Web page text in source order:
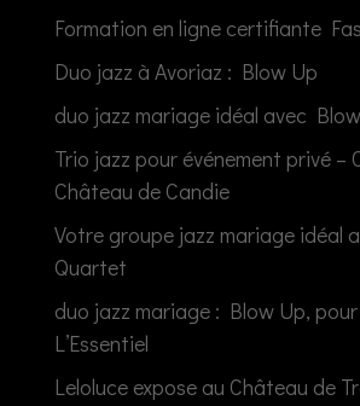
Formation en ligne certifiante
Duo jazz à Avoriaz : Blow Up
duo jazz mariage idéal avec
Trio jazz pour événement privé –
Château de Candie
Votre groupe jazz mariage idéal
Quartet
duo jazz mariage : Blow Up,
L’Essentiel
Leloluce expose au Château de